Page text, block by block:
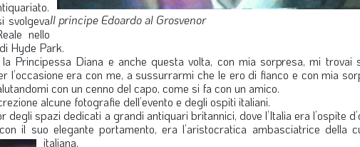
Il principe Edoardo al Grosvenor
svolgeva
nello
Hyde Park.
Principessa Diana e anche questa volta, con mia sorpresa, mi trovai
l’occasione era con me, a sussurrarmi che le ero di fianco e con mia
con un cenno del capo, come si fa con un amico.
alcune fotografie dell’evento e degli ospiti italiani.
degli spazi dedicati a grandi antiquari britannici, dove l’Italia era l’ospite
il suo elegante portamento, era l’aristocratica ambasciatrice della
italiana.